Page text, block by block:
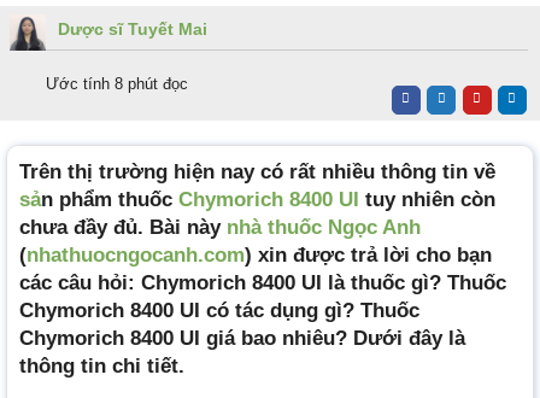
Dược sĩ Tuyết Mai
Ước tính 8 phút đọc
Trên thị trường hiện nay có rất nhiều thông tin về
sản phẩm thuốc Chymorich 8400 UI tuy nhiên còn
chưa đầy đủ. Bài này nhà thuốc Ngọc Anh
(nhathuocngocanh.com) xin được trả lời cho bạn
các câu hỏi: Chymorich 8400 UI là thuốc gì? Thuốc
Chymorich 8400 UI có tác dụng gì? Thuốc
Chymorich 8400 UI giá bao nhiêu? Dưới đây là
thông tin chi tiết.